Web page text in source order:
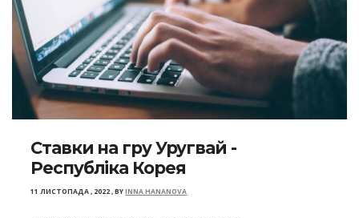
Ставки на гру Уругвай -
Республіка Корея
11 ЛИСТОПАДА , 2022,BYINNA HANANOVA